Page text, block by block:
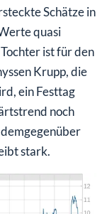
Schätze in
quasi
ist für den
Krupp, die
ein Festtag
noch
stark.